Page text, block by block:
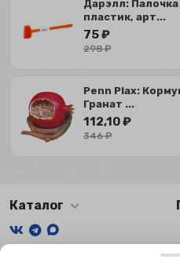
Дарэлл:
пластик, арт...
75₽
298₽
Penn Plax:
Гранат ...
112,10₽
346₽
Каталог
Мы получаем и обрабатываем